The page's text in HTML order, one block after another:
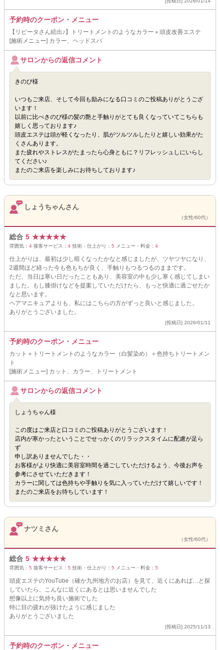
予約時のクーポン・メニュー
【リピータさん続出♪】トリートメントのようなカラー＋頭皮改善エステ
[施術メニュー] カラー、ヘッドスパ
サロンからの返信コメント
きのぴ様
いつもご来店、そして今回も励みになる口コミのご投稿ありがとうござ
います！
以前に比べきのぴ様の髪の艶と手触りがとても良くなっていてこちらも
嬉しく思っております♪
頭皮エステは頭が軽くなったり、肌がツルツルしたりと嬉しい効果がた
くさんあります。
また疲れやストレスがたまったら心身ともに？リフレッシュしにいらし
てください♪
またのご来店を楽しみにお待ちしております♪
しょうちゃんさん
（女性/60代）
総合 5 ★★★★★
雰囲気： 4 接客サービス： 4 技術・仕上がり： 5 メニュー・料金： 4
仕上がりは、最初は少し暗くなったかなと感じましたが、ツヤツヤになり、
2週間ほど経った今も色もちが良く、手触りもつるつるのままです。
ただ、当日は寒い日だったこともあり、美容室の中も少し寒く感じてしまい
ました。もし膝掛けなどを提案していただけたら、もっと快適に過ごせたか
なと思います。
ヘアマニキュアよりも、私にはこちらの方がずっと良いと感じました。
ありがとうございました。
[投稿日] 2026/01/11
予約時のクーポン・メニュー
カット＋トリートメントのようなカラー（白髪染め）＋色持ちトリートメン
ト
[施術メニュー] カット、カラー、トリートメント
サロンからの返信コメント
しょうちゃん様
この度はご来店と口コミのご投稿ありがとうございます！
店内が寒かったということでせっかくのリラックスタイムに配慮が足ら
ず
申し訳ありませんでした・・
お客様がより快適に美容室時間を過ごしていただけるよう、今後お声を
参考にさせていただきます！
カラーに関しては色持ちや手触りを気に入っていただけて嬉しいです！
またのご来店をお待ちしています！
ナツミさん
（女性/60代）
総合 5 ★★★★★
雰囲気： 5 接客サービス： 5 技術・仕上がり： 5 メニュー・料金： 5
頭皮エステのYouTube（確か九州地方のお店）を見て、近くにあれば…と探
していたら、こんなに近くにあるとは思いませんでした
想像以上に気持ち良い施術でした
特に目の疲れが抜けたように感じました
ありがとうございました
[投稿日] 2025/11/13
予約時のクーポン・メニュー